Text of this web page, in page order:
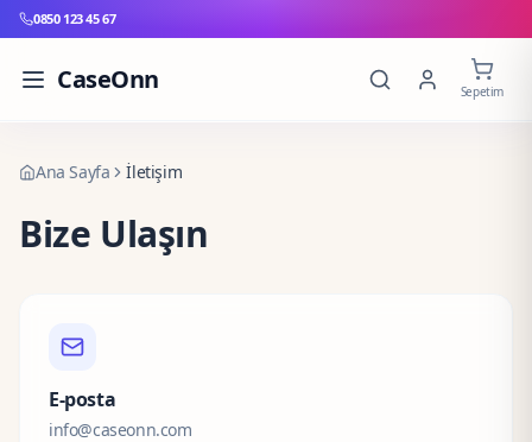
0850 123 45 67
CaseOnn Sepetim
Ana Sayfa İletişim
Bize Ulaşın
E-posta
info@caseonn.com